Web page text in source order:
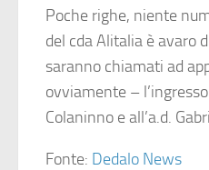
Poche righe, niente
del cda Alitalia è avaro
saranno chiamati ad
ovviamente –
Colaninno e all’a.d.
Fonte: Dedalo News